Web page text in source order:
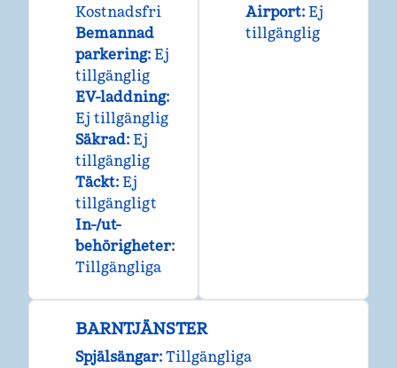
Kostnadsfri
Bemannad
parkering: Ej
tillgänglig
EV-laddning:
Ej tillgänglig
Säkrad: Ej
tillgänglig
Täckt: Ej
tillgängligt
In-/ut-
behörigheter:
Tillgängliga
Airport: Ej
tillgänglig
BARNTJÄNSTER
Spjälsängar: Tillgängliga